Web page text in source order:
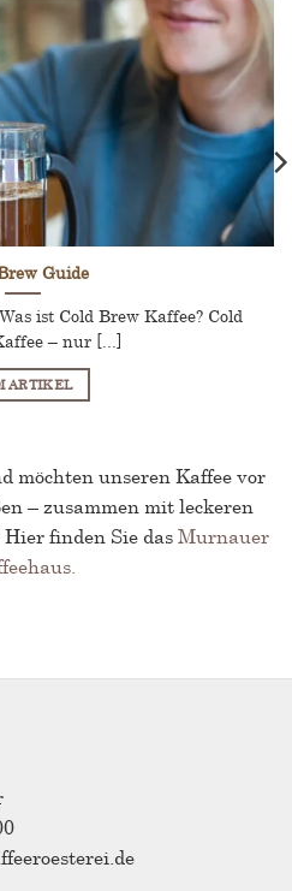
der
Produktseite
gewählt
werden
Guide
ist Cold Brew Kaffee? Cold
– nur [...]
ARTIKEL
möchten unseren Kaffee vor
– zusammen mit leckeren
finden Sie das Murnauer